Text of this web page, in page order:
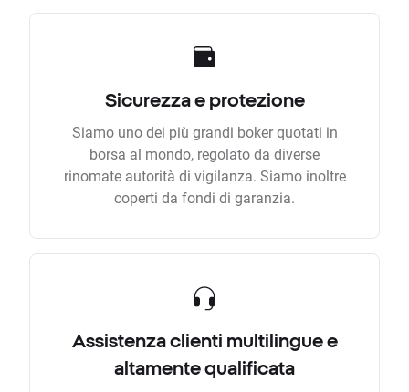
Sicurezza e protezione
Siamo uno dei più grandi boker quotati in
borsa al mondo, regolato da diverse
rinomate autorità di vigilanza. Siamo inoltre
coperti da fondi di garanzia.
Assistenza clienti multilingue e
altamente qualificata